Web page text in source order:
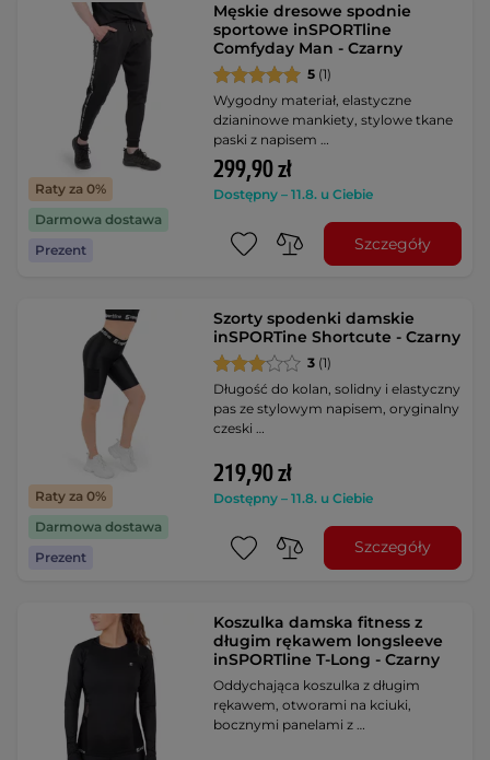
Raty za 0%
Darmowa dostawa
Prezent
Męskie dresowe spodnie
sportowe inSPORTline
Comfyday Man - Czarny
5 (1)
Wygodny materiał, elastyczne
dzianinowe mankiety, stylowe tkane
paski z napisem …
299,90 zł
Dostępny – 11.8. u Ciebie
Szczegóły
Raty za 0%
Darmowa dostawa
Prezent
Szorty spodenki damskie
inSPORTine Shortcute - Czarny
3 (1)
Długość do kolan, solidny i elastyczny
pas ze stylowym napisem, oryginalny
czeski …
219,90 zł
Dostępny – 11.8. u Ciebie
Szczegóły
Koszulka damska fitness z
długim rękawem longsleeve
inSPORTline T-Long - Czarny
Oddychająca koszulka z długim
rękawem, otworami na kciuki,
bocznymi panelami z …